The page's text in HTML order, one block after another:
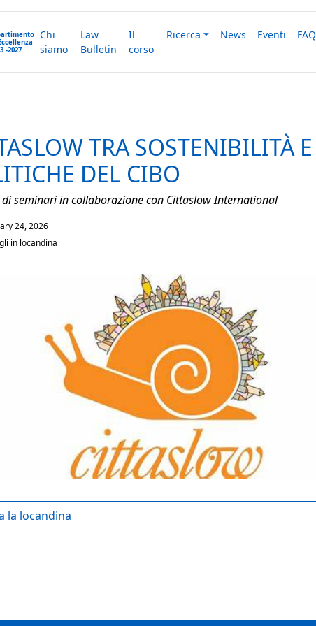
-2027
Chi
siamo
Law
Bulletin
Il
corso
Ricerca News Eventi FAQ
TRA SOSTENIBILITÀ E
DEL CIBO
di seminari in collaborazione con Cittaslow International
24, 2026
in locandina
la locandina